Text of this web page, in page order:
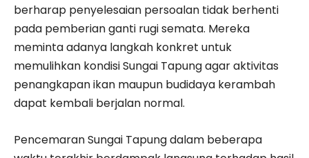
berharap penyelesaian persoalan tidak berhenti
pada pemberian ganti rugi semata. Mereka
meminta adanya langkah konkret untuk
memulihkan kondisi Sungai Tapung agar aktivitas
penangkapan ikan maupun budidaya kerambah
dapat kembali berjalan normal.
Pencemaran Sungai Tapung dalam beberapa